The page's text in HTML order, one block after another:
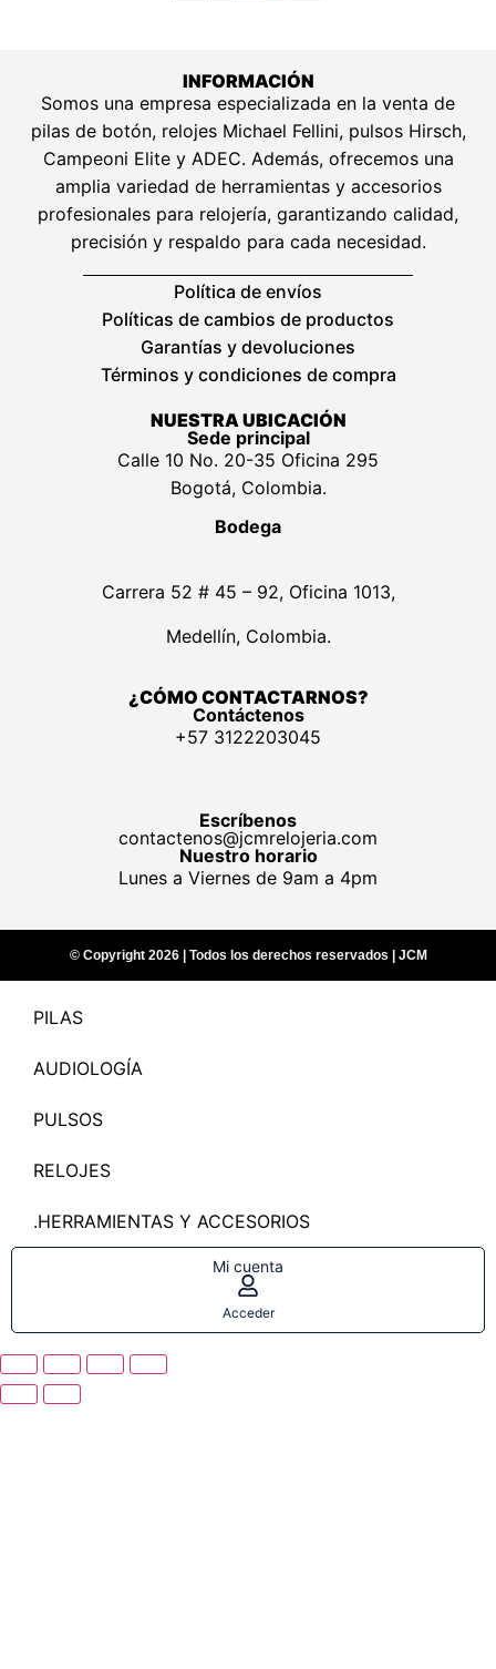
INFORMACIÓN
Somos una empresa especializada en la venta de
pilas de botón, relojes Michael Fellini, pulsos Hirsch,
Campeoni Elite y ADEC. Además, ofrecemos una
amplia variedad de herramientas y accesorios
profesionales para relojería, garantizando calidad,
precisión y respaldo para cada necesidad.
Política de envíos
Políticas de cambios de productos
Garantías y devoluciones
Términos y condiciones de compra
NUESTRA UBICACIÓN
Sede principal
Calle 10 No. 20-35 Oficina 295
Bogotá, Colombia.
Bodega
Carrera 52 # 45 – 92, Oficina 1013,
Medellín, Colombia.
¿CÓMO CONTACTARNOS?
Contáctenos
+57 3122203045
Escríbenos
contactenos@jcmrelojeria.com
Nuestro horario
Lunes a Viernes de 9am a 4pm
© Copyright 2026 | Todos los derechos reservados | JCM
PILAS
AUDIOLOGÍA
PULSOS
RELOJES
.HERRAMIENTAS Y ACCESORIOS
Mi cuenta
Acceder